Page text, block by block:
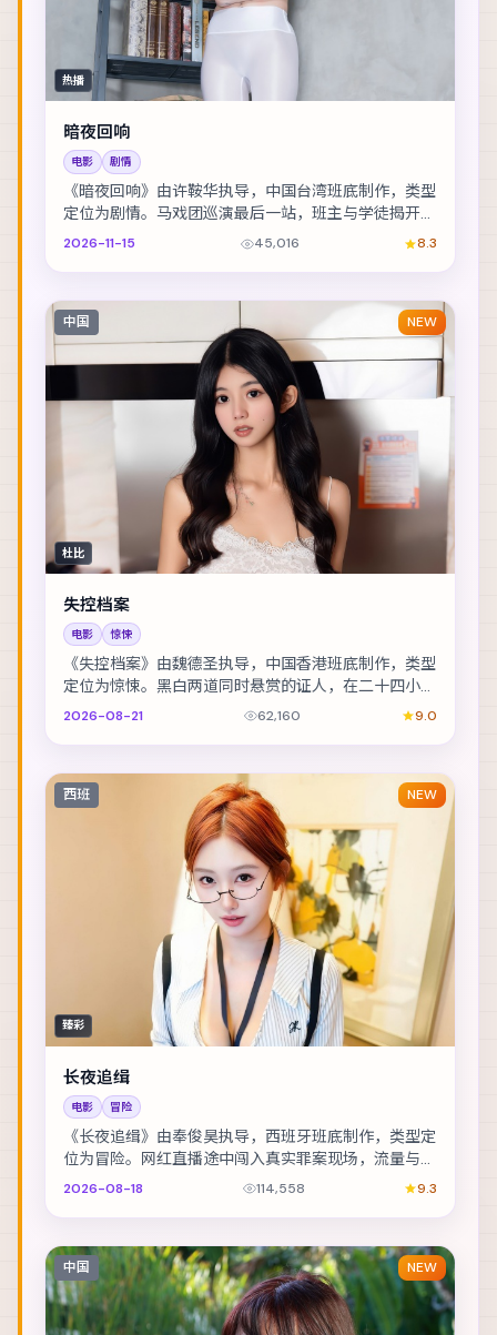
热播
暗夜回响
电影 剧情
《暗夜回响》由许鞍华执导，中国台湾班底制作，类型
定位为剧情。马戏团巡演最后一站，班主与学徒揭开二
十年前的旧案。主演包括菅田将晖、廖凡、舒淇 等，...
2026-11-15 45,016 8.3
中国 NEW
杜比
失控档案
电影 惊悚
《失控档案》由魏德圣执导，中国香港班底制作，类型
定位为惊悚。黑白两道同时悬赏的证人，在二十四小时
内穿越整座城。主演包括全智贤、黄渤、张震 等，表...
2026-08-21 62,160 9.0
西班 NEW
臻彩
长夜追缉
电影 冒险
《长夜追缉》由奉俊昊执导，西班牙班底制作，类型定
位为冒险。网红直播途中闯入真实罪案现场，流量与良
知正面冲突。主演包括周冬雨、孔刘、黄渤 等，表演...
2026-08-18 114,558 9.3
中国 NEW